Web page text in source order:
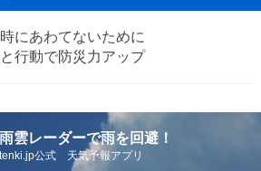
にあわてないために
行動で防災力アップ
雨雲レーダーで雨を回避！
tenki.jp公式 天気予報アプリ